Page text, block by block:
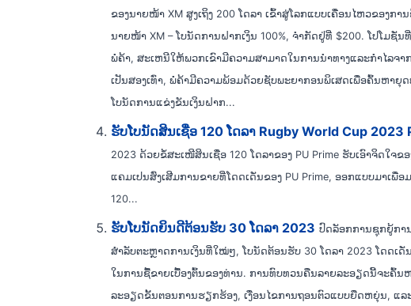
ຂອງນາຍໜ້າ XM ສູງເຖິງ 200 ໂດລາ ເຂົ້າສູ່ໂລກແບບເຄື່ອນໄຫວຂອງກ
ນາຍໜ້າ XM – ໂບນັດການຝາກເງິນ 100%, ຈຳກັດຢູ່ທີ່ $200. ໂປໂມຊັ່
ພໍ່ຄ້າ, ສະເຫນີໃຫ້ພວກເຂົາມີຄວາມສາມາດໃນການນໍາທາງແລະກໍາໄລຈາ
ເປັນສອງເທົ່າ, ພໍ່ຄ້າມີຄວາມພ້ອມດ້ວຍຊັບພະຍາກອນພິເສດເພື່ອຄົ້ນຫາຍຸ
ໂບນັດການແຂ່ງຂັນເງິນຝາກ...
ຮັບໂບນັດສິນເຊື່ອ 120 ໂດລາ Rugby World Cup 2023
2023 ດ້ວຍຂໍ້ສະເໜີສິນເຊື່ອ 120 ໂດລາຂອງ PU Prime ຮັບເອົາຈິດໃຈຂ
ແຄມເປນສົ່ງເສີມການຂາຍທີ່ໂດດເດັ່ນຂອງ PU Prime, ອອກແບບມາເພື່
120...
ຮັບໂບນັດຍິນດີຕ້ອນຮັບ 30 ໂດລາ 2023 ປົດລັອກການຊຸກຍູ້ກາ
ສຳລັບຕະຫຼາດການເງິນທີ່ໃໝ່ໆ, ໂບນັດຕ້ອນຮັບ 30 ໂດລາ 2023 ໂດດເດັ່
ໃນການຊື້ຂາຍເບື້ອງຕົ້ນຂອງທ່ານ. ການທົບທວນຄືນລາຍລະອຽດນີ້ຈະຄົ້ນ
ລະອຽດຂັ້ນຕອນການຮຽກຮ້ອງ, ເງື່ອນໄຂການຖອນຕົວແບບຍືດຫຍຸ່ນ, ແ